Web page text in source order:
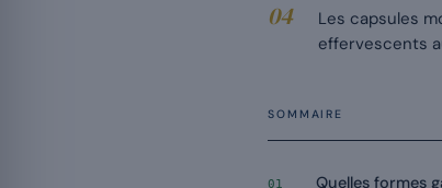
Les capsules
effervescents
SOMMAIRE
01 Quelles formes